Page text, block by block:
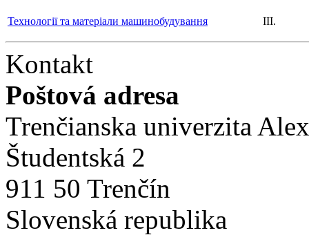
Технології та матеріали машинобудування III.
Kontakt
Poštová adresa
Trenčianska univerzita
Študentská 2
911 50 Trenčín
Slovenská republika